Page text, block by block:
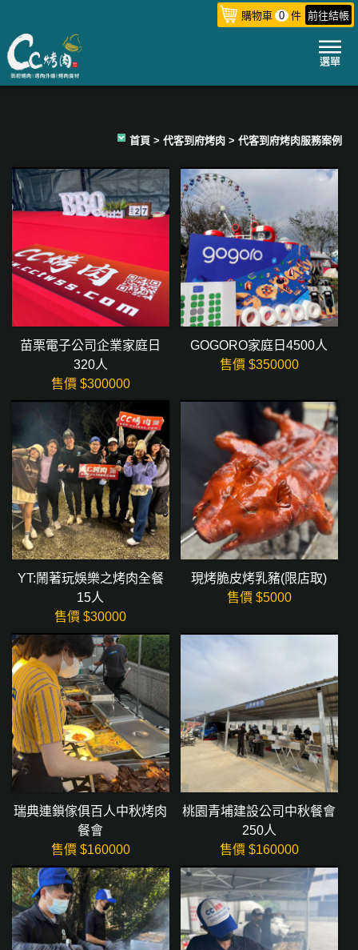
購物車 0 件 前往結帳
首頁 > 代客到府烤肉 > 代客到府烤肉服務案例
苗栗電子公司企業家庭日
320人
售價 $300000
GOGORO家庭日4500人
售價 $350000
YT:鬧著玩娛樂之烤肉全餐
15人
售價 $30000
現烤脆皮烤乳豬(限店取)
售價 $5000
瑞典連鎖傢俱百人中秋烤肉
餐會
售價 $160000
桃園青埔建設公司中秋餐會
250人
售價 $160000